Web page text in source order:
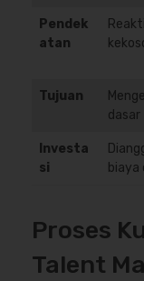
Pendek
atan
Tujuan
dasar
Investa
si
biaya
Proses
Talent